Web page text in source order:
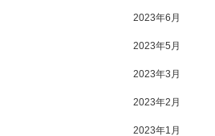
2023年6月
2023年5月
2023年3月
2023年2月
2023年1月